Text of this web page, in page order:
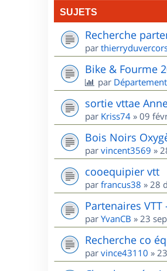
SUJETS
Recherche
par
Bike & Fourme
par
sortie vttae
par Kriss74 » 09
Bois Noirs
par vincent3569 »
cooequipier vtt
par francus38 » 28
Partenaires
par YvanCB » 23
Recherche co
par vince43110 »